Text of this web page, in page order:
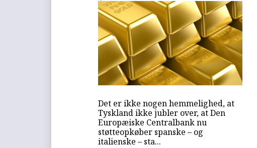
Det er ikke nogen hemmelighed, at
Tyskland ikke jubler over, at Den
Europæiske Centralbank nu
støtteopkøber spanske – og
italienske – sta...